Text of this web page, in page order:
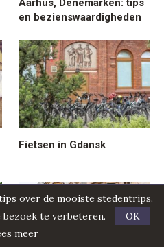
en bezienswaardigheden
Fietsen in Gdansk
over de mooiste stedentrips.
te verbeteren.
OK
meer